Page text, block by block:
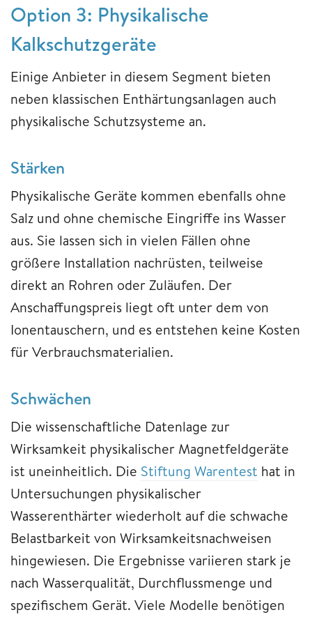
Option 3: Physikalische
Kalkschutzgeräte
Einige Anbieter in diesem Segment bieten
neben klassischen Enthärtungsanlagen auch
physikalische Schutzsysteme an.
Stärken
Physikalische Geräte kommen ebenfalls ohne
Salz und ohne chemische Eingriffe ins Wasser
aus. Sie lassen sich in vielen Fällen ohne
größere Installation nachrüsten, teilweise
direkt an Rohren oder Zuläufen. Der
Anschaffungspreis liegt oft unter dem von
Ionentauschern, und es entstehen keine Kosten
für Verbrauchsmaterialien.
Schwächen
Die wissenschaftliche Datenlage zur
Wirksamkeit physikalischer Magnetfeldgeräte
ist uneinheitlich. Die Stiftung Warentest hat in
Untersuchungen physikalischer
Wasserenthärter wiederholt auf die schwache
Belastbarkeit von Wirksamkeitsnachweisen
hingewiesen. Die Ergebnisse variieren stark je
nach Wasserqualität, Durchflussmenge und
spezifischem Gerät. Viele Modelle benötigen